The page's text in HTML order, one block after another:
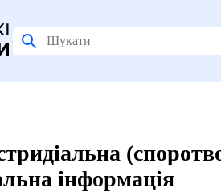
інформація